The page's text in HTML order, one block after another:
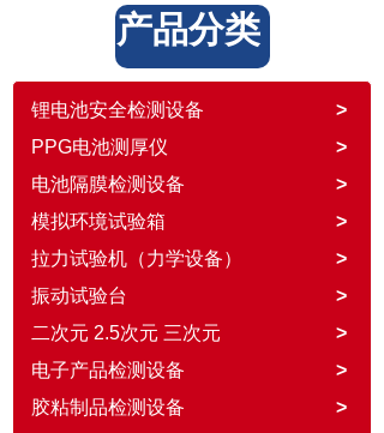
产品分类
锂电池安全检测设备
>
PPG电池测厚仪
>
电池隔膜检测设备
>
模拟环境试验箱
>
拉力试验机（力学设备）
>
振动试验台
>
二次元 2.5次元 三次元
>
电子产品检测设备
>
胶粘制品检测设备
>